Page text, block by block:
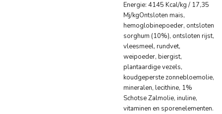
Energie: 4145 Kcal/kg / 17,35
Mj/kgOntsloten mais,
hemoglobinepoeder, ontsloten
sorghum (10%), ontsloten rijst,
vleesmeel, rundvet,
weipoeder, biergist,
plantaardige vezels,
koudgeperste zonnebloemolie,
mineralen, lecithine, 1%
Schotse Zalmolie, inuline,
vitaminen en sporenelementen.